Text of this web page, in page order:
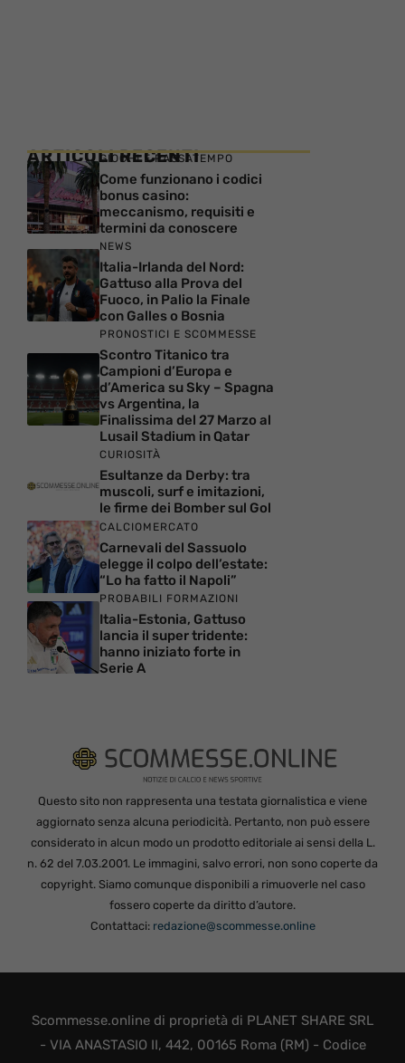
ARTICOLI RECENTI
GIOCHI E PASSATEMPO
Come funzionano i codici
bonus casino:
meccanismo, requisiti e
termini da conoscere
NEWS
Italia-Irlanda del Nord:
Gattuso alla Prova del
Fuoco, in Palio la Finale
con Galles o Bosnia
PRONOSTICI E SCOMMESSE
Scontro Titanico tra
Campioni d’Europa e
d’America su Sky – Spagna
vs Argentina, la
Finalissima del 27 Marzo al
Lusail Stadium in Qatar
CURIOSITÀ
Esultanze da Derby: tra
muscoli, surf e imitazioni,
le firme dei Bomber sul Gol
CALCIOMERCATO
Carnevali del Sassuolo
elegge il colpo dell’estate:
“Lo ha fatto il Napoli”
PROBABILI FORMAZIONI
Italia-Estonia, Gattuso
lancia il super tridente:
hanno iniziato forte in
Serie A
Questo sito non rappresenta una testata giornalistica e viene
aggiornato senza alcuna periodicità. Pertanto, non può essere
considerato in alcun modo un prodotto editoriale ai sensi della L.
n. 62 del 7.03.2001. Le immagini, salvo errori, non sono coperte da
copyright. Siamo comunque disponibili a rimuoverle nel caso
fossero coperte da diritto d’autore.
Contattaci: redazione@scommesse.online
Scommesse.online di proprietà di PLANET SHARE SRL
- VIA ANASTASIO II, 442, 00165 Roma (RM) - Codice